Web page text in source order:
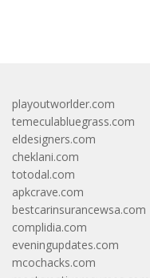
playoutworlder.com
temeculabluegrass.com
eldesigners.com
cheklani.com
totodal.com
apkcrave.com
bestcarinsurancewsa.com
complidia.com
eveningupdates.com
mcochacks.com